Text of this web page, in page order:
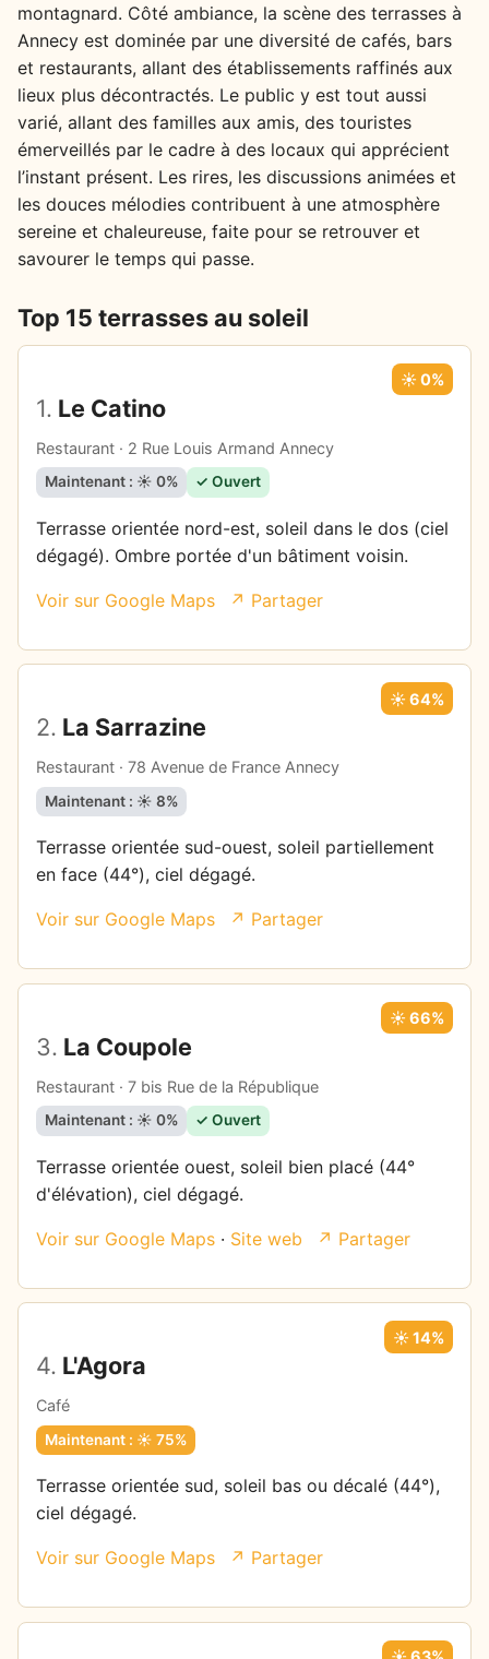
montagnard. Côté ambiance, la scène des terrasses à
Annecy est dominée par une diversité de cafés, bars
et restaurants, allant des établissements raffinés aux
lieux plus décontractés. Le public y est tout aussi
varié, allant des familles aux amis, des touristes
émerveillés par le cadre à des locaux qui apprécient
l’instant présent. Les rires, les discussions animées et
les douces mélodies contribuent à une atmosphère
sereine et chaleureuse, faite pour se retrouver et
savourer le temps qui passe.
Top 15 terrasses au soleil
1. Le Catino
Restaurant · 2 Rue Louis Armand Annecy
☀️ 0%
Maintenant : ☀️ 0% ✓ Ouvert
Terrasse orientée nord-est, soleil dans le dos (ciel
dégagé). Ombre portée d'un bâtiment voisin.
Voir sur Google Maps ↗ Partager
2. La Sarrazine
Restaurant · 78 Avenue de France Annecy
☀️ 64%
Maintenant : ☀️ 8%
Terrasse orientée sud-ouest, soleil partiellement
en face (44°), ciel dégagé.
Voir sur Google Maps ↗ Partager
3. La Coupole
Restaurant · 7 bis Rue de la République
☀️ 66%
Maintenant : ☀️ 0% ✓ Ouvert
Terrasse orientée ouest, soleil bien placé (44°
d'élévation), ciel dégagé.
Voir sur Google Maps · Site web ↗ Partager
4. L'Agora
Café
☀️ 14%
Maintenant : ☀️ 75%
Terrasse orientée sud, soleil bas ou décalé (44°),
ciel dégagé.
Voir sur Google Maps ↗ Partager